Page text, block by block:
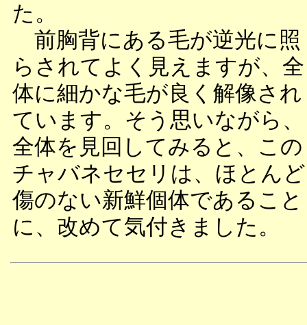
た。
前胸背にある毛が逆光に照
らされてよく見えますが、全
体に細かな毛が良く解像され
ています。そう思いながら、
全体を見回してみると、この
チャバネセセリは、ほとんど
傷のない新鮮個体であること
に、改めて気付きました。